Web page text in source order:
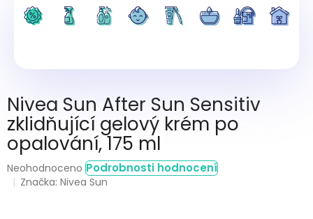
Nivea Sun After Sun Sensitiv
zklidňující gelový krém po
opalování, 175 ml
Průměrné
hodnocení
Neohodnoceno Podrobnosti hodnocení
Značka:Nivea Sun